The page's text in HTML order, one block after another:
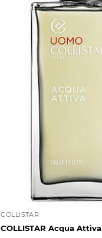
COLLISTAR
COLLISTAR Acqua Attiva